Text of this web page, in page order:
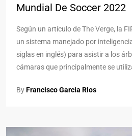
Mundial De Soccer 2022
Según un artículo de The Verge, la
un sistema manejado por
siglas en inglés) para asistir a los
cámaras que principalmente se
ByFrancisco Garcia Rios